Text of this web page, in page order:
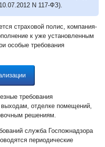
N 117-ФЗ).
страховой полис, компания-
к уже установленным
особые требования
требования
отделке помещений,
решениям.
служба Госпожнадзора
периодические